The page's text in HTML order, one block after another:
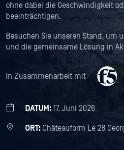
ohne dabei die Geschwindigkeit
beeinträchtigen.
Besuchen Sie unseren Stand, um
und die gemeinsame Lösung in
In Zusammenarbeit mit
DATUM: 17. Juni 2026
ORT: Châteauform Le 28